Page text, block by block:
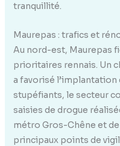
tranquillité.
Maurepas : trafics et
Au nord-est, Maurepas
prioritaires rennais. Un
a favorisé l’implantation
stupéfiants, le secteur
saisies de drogue
métro Gros-Chêne et
principaux points de